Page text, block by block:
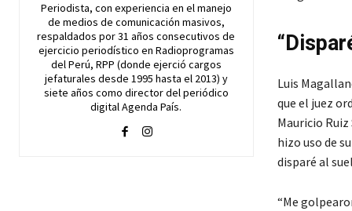
Periodista, con experiencia en el manejo
de medios de comunicación masivos,
respaldados por 31 años consecutivos de
ejercicio periodístico en Radioprogramas
del Perú, RPP (donde ejerció cargos
jefaturales desde 1995 hasta el 2013) y
siete años como director del periódico
digital Agenda País.
Luis
que el juez
Mauricio
hizo uso de
disparé al
“Me